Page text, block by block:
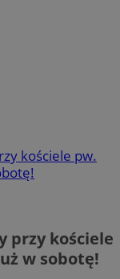
kościele pw.
przy kościele
w sobotę!